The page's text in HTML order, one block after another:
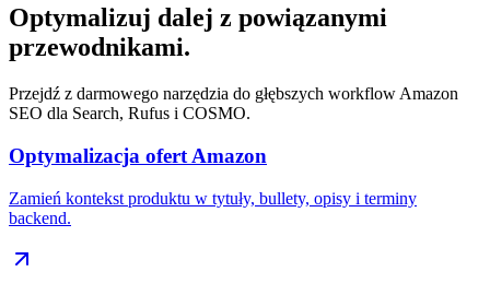
Optymalizuj dalej z powiązanymi
przewodnikami.
Przejdź z darmowego narzędzia do głębszych workflow Amazon
SEO dla Search, Rufus i COSMO.
Optymalizacja ofert Amazon
Zamień kontekst produktu w tytuły, bullety, opisy i terminy
backend.